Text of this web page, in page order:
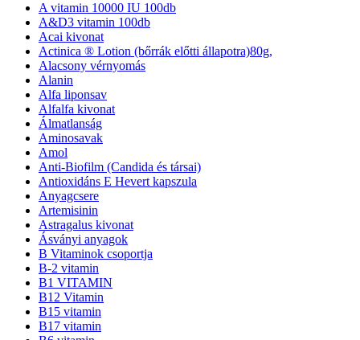
A vitamin 10000 IU 100db
A&D3 vitamin 100db
Acai kivonat
Actinica ® Lotion (bőrrák előtti állapotra)80g,
Alacsony vérnyomás
Alanin
Alfa liponsav
Alfalfa kivonat
Álmatlanság
Aminosavak
Amol
Anti-Biofilm (Candida és társai)
Antioxidáns E Hevert kapszula
Anyagcsere
Artemisinin
Astragalus kivonat
Ásványi anyagok
B Vitaminok csoportja
B-2 vitamin
B1 VITAMIN
B12 Vitamin
B15 vitamin
B17 vitamin